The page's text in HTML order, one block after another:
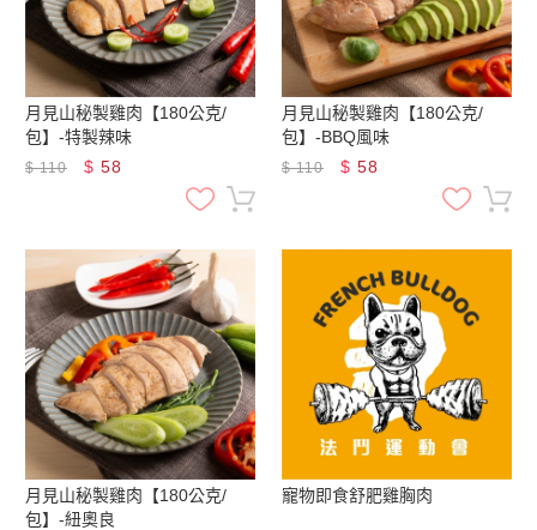
月見山秘製雞肉【180公克/
包】-特製辣味
$110 $ 58
月見山秘製雞肉【180公克/
包】-BBQ風味
$110 $ 58
月見山秘製雞肉【180公克/
包】-紐奧良
寵物即食舒肥雞胸肉